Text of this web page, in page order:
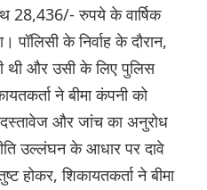
28,436/- रुपये के वार्षिक
पॉलिसी के निर्वाह के दौरान,
थी और उसी के लिए पुलिस
ने बीमा कंपनी को
और जांच का अनुरोध
उल्लंघन के आधार पर दावे
होकर, शिकायतकर्ता ने बीमा